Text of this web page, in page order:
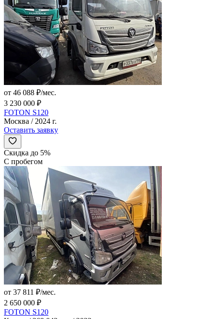
от 46 088 ₽/мес.
3 230 000 ₽
FOTON S120
Москва / 2024 г.
Оставить заявку
Скидка до 5%
С пробегом
от 37 811 ₽/мес.
2 650 000 ₽
FOTON S120